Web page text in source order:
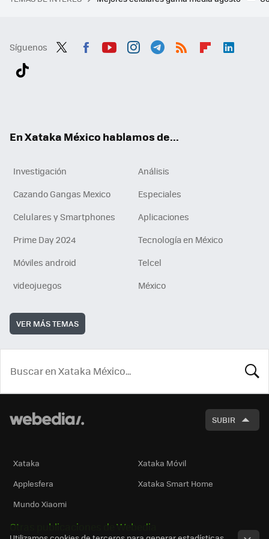
Síguenos
En Xataka México hablamos de...
Investigación
Análisis
Cazando Gangas Mexico
Especiales
Celulares y Smartphones
Aplicaciones
Prime Day 2024
Tecnología en México
Móviles android
Telcel
videojuegos
México
VER MÁS TEMAS
SUBIR
Xataka
Xataka Móvil
Applesfera
Xataka Smart Home
Mundo Xiaomi
Otras publicaciones de Webedia